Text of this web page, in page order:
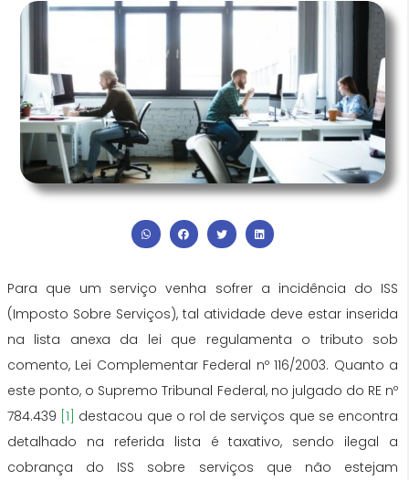
Para que um serviço venha sofrer a incidência do ISS
(Imposto Sobre Serviços), tal atividade deve estar inserida
na lista anexa da lei que regulamenta o tributo sob
comento, Lei Complementar Federal nº 116/2003. Quanto a
este ponto, o Supremo Tribunal Federal, no julgado do RE nº
784.439 [1] destacou que o rol de serviços que se encontra
detalhado na referida lista é taxativo, sendo ilegal a
cobrança do ISS sobre serviços que não estejam